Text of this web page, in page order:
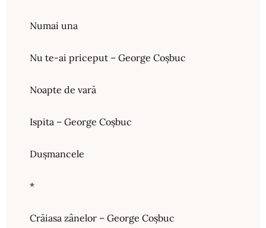
Numai una
Nu te-ai priceput – George Coșbuc
Noapte de vară
Ispita – George Coșbuc
Dușmancele
*
Crăiasa zânelor – George Coșbuc